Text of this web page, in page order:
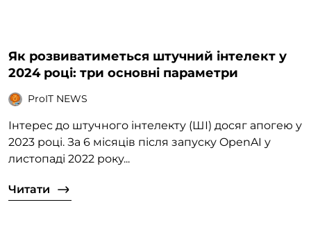
Як розвиватиметься штучний інтелект у
2024 році: три основні параметри
ProIT NEWS
Інтерес до штучного інтелекту (ШІ) досяг апогею у
2023 році. За 6 місяців після запуску OpenAI у
листопаді 2022 року...
Читати